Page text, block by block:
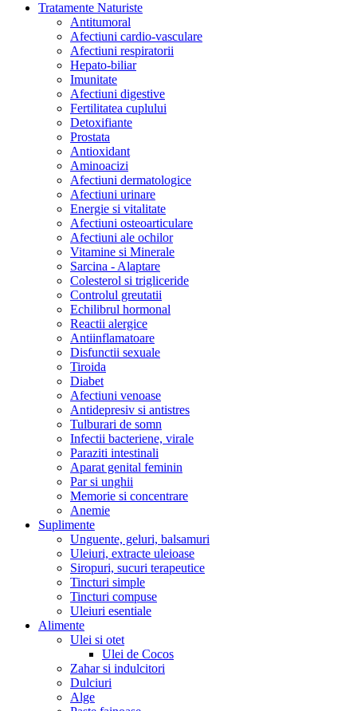
Tratamente Naturiste
Antitumoral
Afectiuni cardio-vasculare
Afectiuni respiratorii
Hepato-biliar
Imunitate
Afectiuni digestive
Fertilitatea cuplului
Detoxifiante
Prostata
Antioxidant
Aminoacizi
Afectiuni dermatologice
Afectiuni urinare
Energie si vitalitate
Afectiuni osteoarticulare
Afectiuni ale ochilor
Vitamine si Minerale
Sarcina - Alaptare
Colesterol si trigliceride
Controlul greutatii
Echilibrul hormonal
Reactii alergice
Antiinflamatoare
Disfunctii sexuale
Tiroida
Diabet
Afectiuni venoase
Antidepresiv si antistres
Tulburari de somn
Infectii bacteriene, virale
Paraziti intestinali
Aparat genital feminin
Par si unghii
Memorie si concentrare
Anemie
Suplimente
Unguente, geluri, balsamuri
Uleiuri, extracte uleioase
Siropuri, sucuri terapeutice
Tincturi simple
Tincturi compuse
Uleiuri esentiale
Alimente
Ulei si otet
Ulei de Cocos
Zahar si indulcitori
Dulciuri
Alge